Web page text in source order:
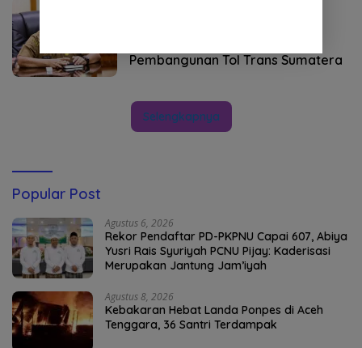
Pembangunan Tol Trans Sumatera
Selengkapnya
Popular Post
Agustus 6, 2026
Rekor Pendaftar PD-PKPNU Capai 607, Abiya
Yusri Rais Syuriyah PCNU Pijay: Kaderisasi
Merupakan Jantung Jam’iyah
Agustus 8, 2026
Kebakaran Hebat Landa Ponpes di Aceh
Tenggara, 36 Santri Terdampak